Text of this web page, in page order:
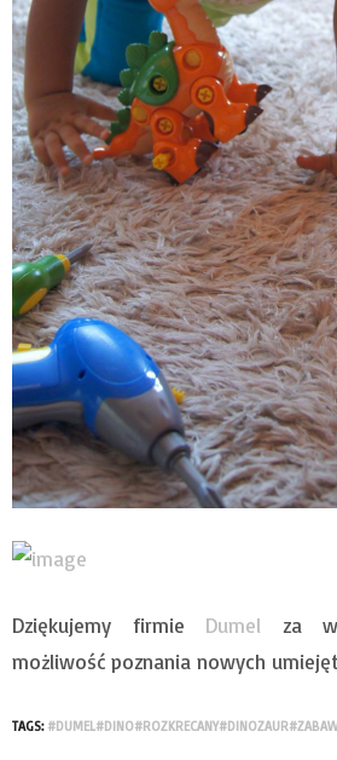
Dziękujemy firmie Dumel za
możliwość poznania nowych
TAGS: